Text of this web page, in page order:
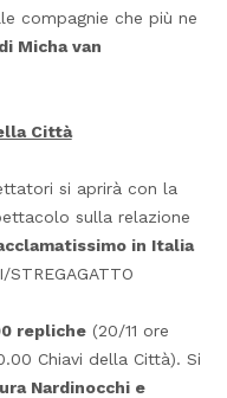
compagnie che più ne
Micha van
Città
si aprirà con la
sulla relazione
in Italia
repliche(20/11 ore
Chiavi della Città). Si
Nardinocchi e